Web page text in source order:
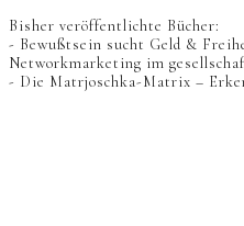
Bisher veröffentlichte Bücher:
- Bewußtsein sucht Geld &
Networkmarketing im
- Die Matrjoschka-Matrix –